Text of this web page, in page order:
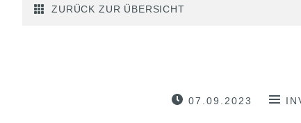
ZURÜCK ZUR ÜBERSICHT
07.09.2023